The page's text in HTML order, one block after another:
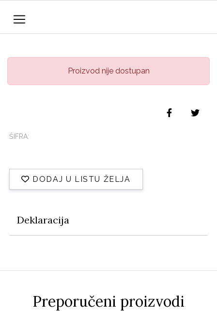
Proizvod nije dostupan
ŠIFRA:
DODAJ U LISTU ŽELJA
Deklaracija
Preporučeni proizvodi